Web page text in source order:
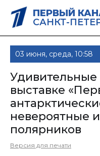
ПЕРВЫЙ
САНКТ-
03 июня, среда, 10:58
выставке
невероятные
полярников
Версия для печати